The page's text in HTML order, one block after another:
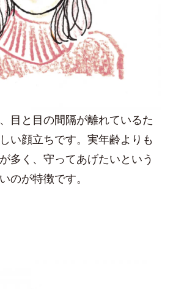
目と目の間隔が離れているた
い顔立ちです。実年齢よりも
多く、守ってあげたいという
のが特徴です。